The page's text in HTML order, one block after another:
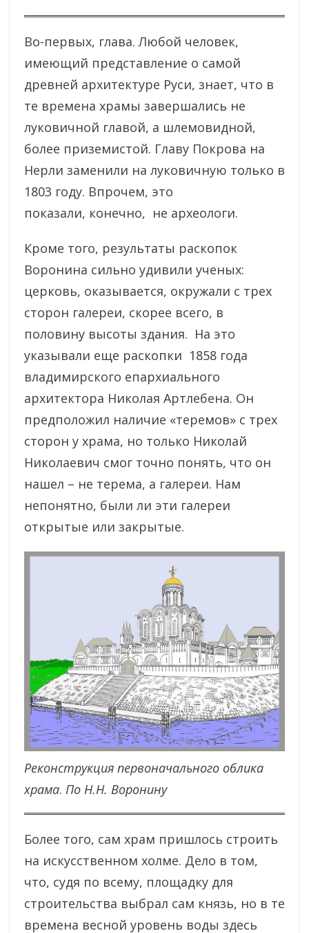
Во-первых, глава. Любой человек,
имеющий представление о самой
древней архитектуре Руси, знает, что в
те времена храмы завершались не
луковичной главой, а шлемовидной,
более приземистой. Главу Покрова на
Нерли заменили на луковичную только в
1803 году. Впрочем, это
показали, конечно, не археологи.
Кроме того, результаты раскопок
Воронина сильно удивили ученых:
церковь, оказывается, окружали с трех
сторон галереи, скорее всего, в
половину высоты здания. На это
указывали еще раскопки 1858 года
владимирского епархиального
архитектора Николая Артлебена. Он
предположил наличие «теремов» с трех
сторон у храма, но только Николай
Николаевич смог точно понять, что он
нашел – не терема, а галереи. Нам
непонятно, были ли эти галереи
открытые или закрытые.
Реконструкция первоначального облика
храма. По Н.Н. Воронину
Более того, сам храм пришлось строить
на искусственном холме. Дело в том,
что, судя по всему, площадку для
строительства выбрал сам князь, но в те
времена весной уровень воды здесь